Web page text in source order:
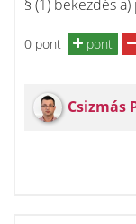
§ (1) bekezdés
0 pont pont
Csizmás